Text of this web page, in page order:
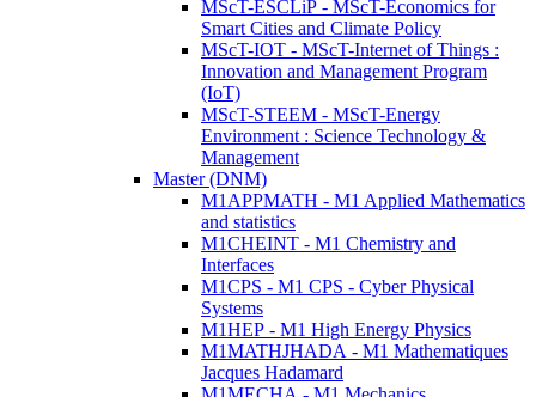
MScT-ESCLiP - MScT-Economics for
Smart Cities and Climate Policy
MScT-IOT - MScT-Internet of Things :
Innovation and Management Program
(IoT)
MScT-STEEM - MScT-Energy
Environment : Science Technology &
Management
Master (DNM)
M1APPMATH - M1 Applied Mathematics
and statistics
M1CHEINT - M1 Chemistry and
Interfaces
M1CPS - M1 CPS - Cyber Physical
Systems
M1HEP - M1 High Energy Physics
M1MATHJHADA - M1 Mathematiques
Jacques Hadamard